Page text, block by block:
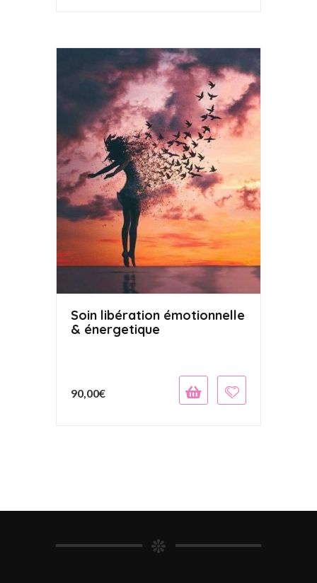
Soin libération émotionnelle
& énergetique
90,00€